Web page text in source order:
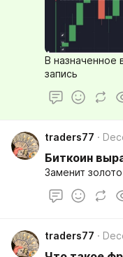
В назначенное
запись
traders77
Биткоин
Заменит
traders77